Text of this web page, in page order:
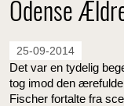
Odense
25-09-2014
Det var en tydelig
tog imod den
Fischer fortalte fra